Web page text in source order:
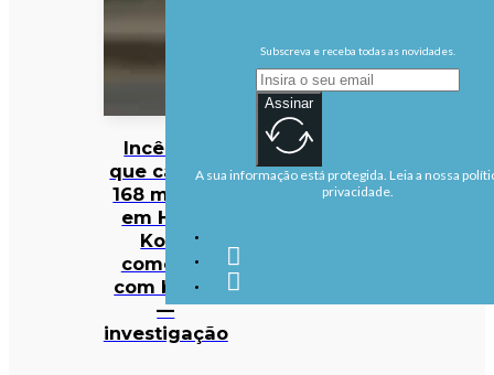
Incêndio
que causou
168 mortos
em Hong
Kong
começou
com beata
—
investigação
Subscreva e receba todas as novidades.
Assinar
A sua informação está protegida. Leia a nossa
privacidade.